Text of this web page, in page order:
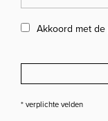
Akkoord met de
* verplichte velden